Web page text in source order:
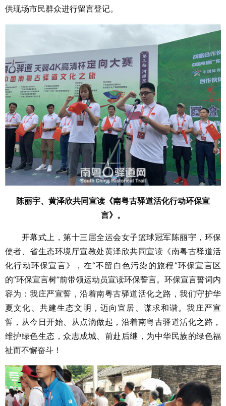
供现场市民群众进行留言登记。
陈丽宇、黄泽欣共同宣读《南粤古驿道活化行动环保宣
言》。
开幕式上，第十三届全运会女子篮球冠军陈丽宇，环保
使者、省生态环境厅宣教处黄泽欣共同宣读《南粤古驿道活
化行动环保宣言》，在“不留白色污染的旅程”环保宣言区
的“环保宣言树”前带领运动员宣读环保誓言。环保宣言誓词内
容为：我庄严宣誓，沿着南粤古驿道活化之路，我们守护华
夏文化、共建生态文明，迈向宜居、谋求和谐。我庄严宣
誓，从今日开始、从点滴做起，沿着南粤古驿道活化之路，
维护绿色生态，众志成城、前赴后继，为中华民族的绿色福
祉而不懈奋斗！